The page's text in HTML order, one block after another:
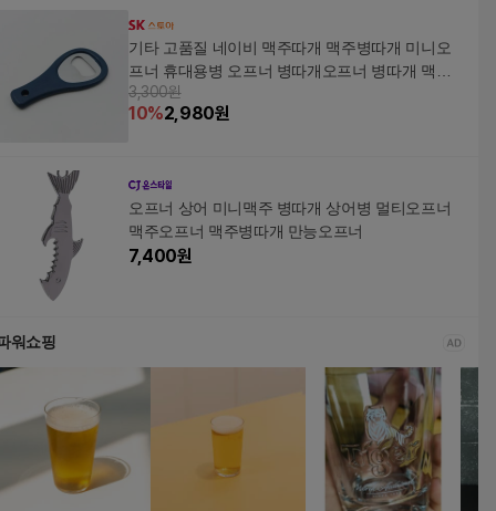
기타 고품질 네이비 맥주따개 맥주병따개 미니오
프너 휴대용병 오프너 병따개오프너 병따개 맥주
따개 WFP1N0N
3,300원
10%2,980원
오프너 상어 미니맥주 병따개 상어병 멀티오프너
맥주오프너 맥주병따개 만능오프너
7,400원
워쇼핑